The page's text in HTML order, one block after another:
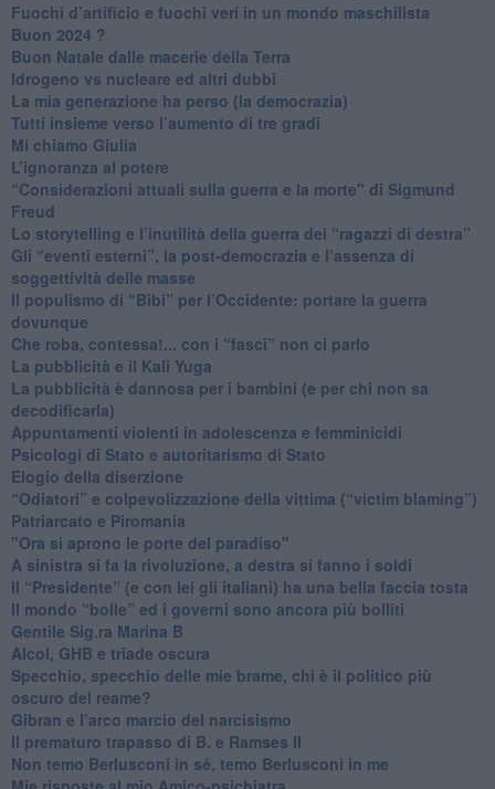
​Fuochi d’artificio e fuochi veri in un mondo maschilista
Buon 2024 ?
​Buon Natale dalle macerie della Terra
​Idrogeno vs nucleare ed altri dubbi
​La mia generazione ha perso (la democrazia)
​Tutti insieme verso l’aumento di tre gradi
Mi chiamo Giulia
L’ignoranza al potere
​“Considerazioni attuali sulla guerra e la morte" di Sigmund
Freud
​Lo storytelling e l’inutilità della guerra dei “ragazzi di destra”
​Gli “eventi esterni”, la post-democrazia e l’assenza di
soggettività delle masse
​Il populismo di “Bibi” per l’Occidente: portare la guerra
dovunque
​Che roba, contessa!... con i “fasci” non ci parlo
La pubblicità e il Kali Yuga
​La pubblicità è dannosa per i bambini (e per chi non sa
decodificarla)
​Appuntamenti violenti in adolescenza e femminicidi
​Psicologi di Stato e autoritarismo di Stato
Elogio della diserzione
“Odiatori” e colpevolizzazione della vittima (“victim blaming”)
​Patriarcato e Piromania
"Ora si aprono le porte del paradiso"
​A sinistra si fa la rivoluzione, a destra si fanno i soldi
​Il “Presidente” (e con lei gli italiani) ha una bella faccia tosta
​Il mondo “bolle” ed i governi sono ancora più bolliti
​Gentile Sig.ra Marina B
​Alcol, GHB e triade oscura
​Specchio, specchio delle mie brame, chi è il politico più
oscuro del reame?
​Gibran e l’arco marcio del narcisismo
​Il prematuro trapasso di B. e Ramses II
​Non temo Berlusconi in sé, temo Berlusconi in me